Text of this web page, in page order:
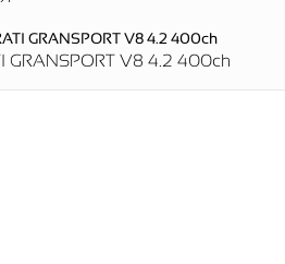
GRANSPORT V8 4.2 400ch